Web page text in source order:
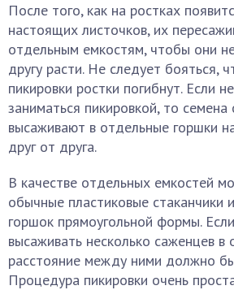
После того, как на ростках
настоящих листочков, их
отдельным емкостям, чтобы они
другу расти. Не следует бояться,
пикировки ростки погибнут. Если
заниматься пикировкой, то семена
высаживают в отдельные горшки
друг от друга.
В качестве отдельных емкостей
обычные пластиковые стаканчики
горшок прямоугольной формы.
высаживать несколько саженцев в
расстояние между ними должно
Процедура пикировки очень